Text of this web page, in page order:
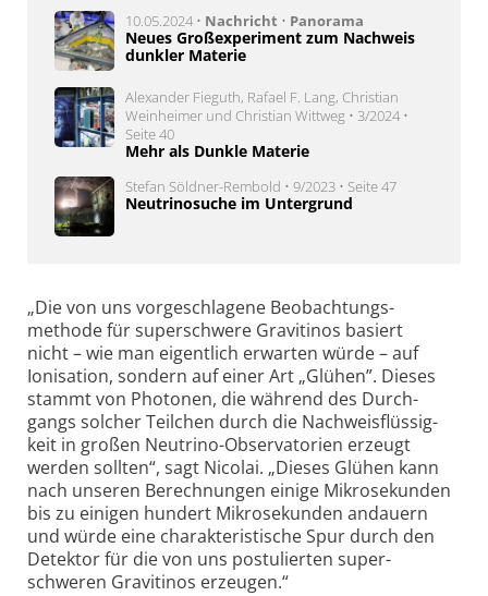
10.05.2024 • Nachricht • Panorama
Neues Großexperiment zum Nachweis
dunkler Materie
Alexander Fieguth, Rafael F. Lang, Christian
Weinheimer und Christian Wittweg • 3/2024 •
Seite 40
Mehr als Dunkle Materie
Stefan Söldner-Rembold • 9/2023 • Seite 47
Neutrinosuche im Untergrund
„Die von uns vorgeschlagene Beobachtungs­
methode für super­schwere Gravitinos basiert
nicht – wie man eigentlich erwarten würde – auf
Ionisation, sondern auf einer Art „Glühen”. Dieses
stammt von Photonen, die während des Durch­
gangs solcher Teilchen durch die Nachweis­flüssig­
keit in großen Neutrino-Observa­torien erzeugt
werden sollten“, sagt Nicolai. „Dieses Glühen kann
nach unseren Berech­nungen einige Mikro­sekunden
bis zu einigen hundert Mikro­sekunden andauern
und würde eine charakte­ristische Spur durch den
Detektor für die von uns postu­lierten super­
schweren Gravitinos erzeugen.“